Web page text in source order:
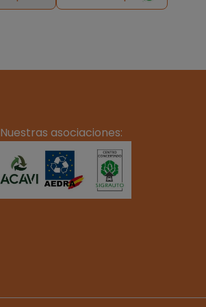
Nuestras asociaciones: